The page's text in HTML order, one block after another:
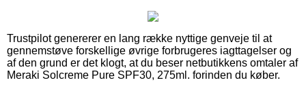
Trustpilot genererer en lang række nyttige genveje til at
gennemstøve forskellige øvrige forbrugeres iagttagelser og
af den grund er det klogt, at du beser netbutikkens omtaler af
Meraki Solcreme Pure SPF30, 275ml. forinden du køber.